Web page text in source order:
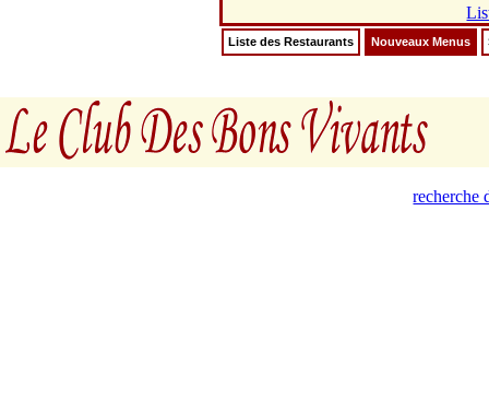
Liste des Restaurants Nouveaux Menus
recherche